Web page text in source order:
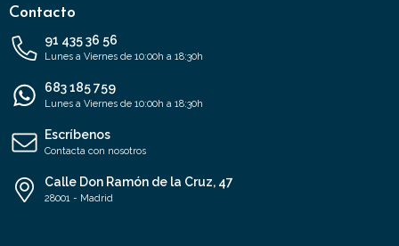
Contacto
91 435 36 56
Lunes a Viernes de 10:00h a 18:30h
683 185 759
Lunes a Viernes de 10:00h a 18:30h
Escríbenos
Contacta con nosotros
Calle Don Ramón de la Cruz, 47
28001 - Madrid